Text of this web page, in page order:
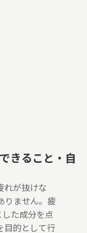
きること・自
れが抜けな
りません。疲
た成分を点
目的として行